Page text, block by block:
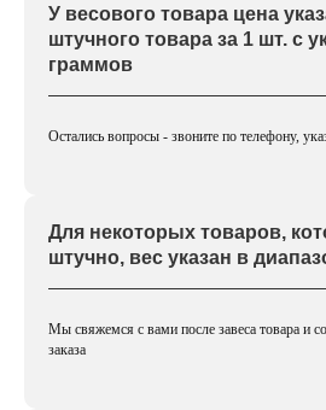
У весового товара цена
штучного товара за 1 шт. с
граммов
Остались вопросы - звоните по телефону,
Для некоторых товаров,
штучно, вес указан в
Мы свяжемся с вами после завеса товара и
заказа